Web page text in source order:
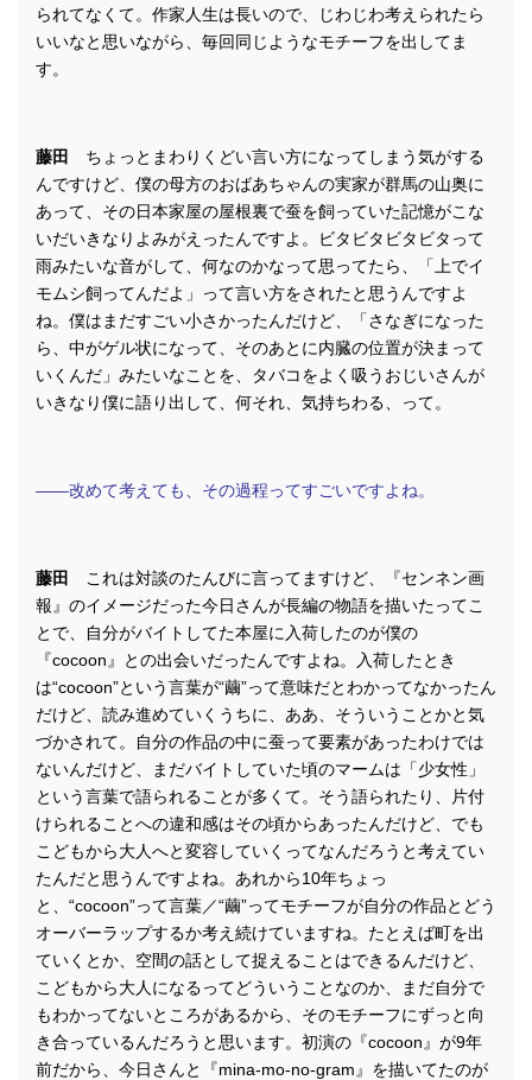
られてなくて。作家人生は長いので、じわじわ考えられたら
いいなと思いながら、毎回同じようなモチーフを出してま
す。
藤田
ちょっとまわりくどい言い方になってしまう気がする
んですけど、僕の母方のおばあちゃんの実家が群馬の山奥に
あって、その日本家屋の屋根裏で蚕を飼っていた記憶がこな
いだいきなりよみがえったんですよ。ビタビタビタビタって
雨みたいな音がして、何なのかなって思ってたら、「上でイ
モムシ飼ってんだよ」って言い方をされたと思うんですよ
ね。僕はまだすごい小さかったんだけど、「さなぎになった
ら、中がゲル状になって、そのあとに内臓の位置が決まって
いくんだ」みたいなことを、タバコをよく吸うおじいさんが
いきなり僕に語り出して、何それ、気持ちわる、って。
――改めて考えても、その過程ってすごいですよね。
藤田
これは対談のたんびに言ってますけど、『センネン画
報』のイメージだった今日さんが長編の物語を描いたってこ
とで、自分がバイトしてた本屋に入荷したのが僕の
『cocoon』との出会いだったんですよね。入荷したとき
は“cocoon”という言葉が“繭”って意味だとわかってなかったん
だけど、読み進めていくうちに、ああ、そういうことかと気
づかされて。自分の作品の中に蚕って要素があったわけでは
ないんだけど、まだバイトしていた頃のマームは「少女性」
という言葉で語られることが多くて。そう語られたり、片付
けられることへの違和感はその頃からあったんだけど、でも
こどもから大人へと変容していくってなんだろうと考えてい
たんだと思うんですよね。あれから10年ちょっ
と、“cocoon”って言葉／“繭”ってモチーフが自分の作品とどう
オーバーラップするか考え続けていますね。たとえば町を出
ていくとか、空間の話として捉えることはできるんだけど、
こどもから大人になるってどういうことなのか、まだ自分で
もわかってないところがあるから、そのモチーフにずっと向
き合っているんだろうと思います。初演の『cocoon』が9年
前だから、今日さんと『mina-mo-no-gram』を描いてたのが